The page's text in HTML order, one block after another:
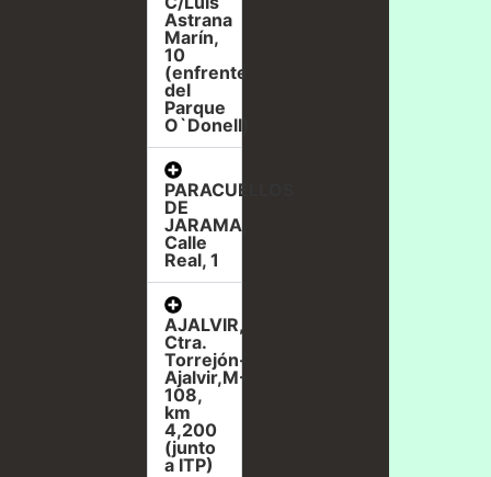
Astrana
Marín,
10
(enfrente
del
Parque
O`Donell)
PARACUELLOS
DE
JARAMA,
Calle
Real, 1
AJALVIR,
Ctra.
Torrejón-
Ajalvir,M-
108,
km
4,200
(junto
a ITP)